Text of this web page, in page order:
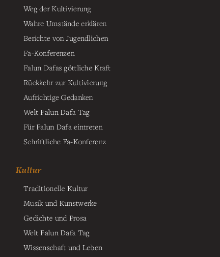
Weg der Kultivierung
Wahre Umstände erklären
Berichte von Jugendlichen
Fa-Konferenzen
Falun Dafas göttliche Kraft
Rückkehr zur Kultivierung
Aufrichtige Gedanken
Welt Falun Dafa Tag
Für Falun Dafa eintreten
Schriftliche Fa-Konferenz
Kultur
Traditionelle Kultur
Musik und Kunstwerke
Gedichte und Prosa
Welt Falun Dafa Tag
Wissenschaft und Leben